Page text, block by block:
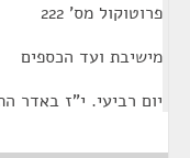
פרוטוקול מס' 222
מישיבת ועד הכספים
יום רביעי. י"ז באדר התש"ן